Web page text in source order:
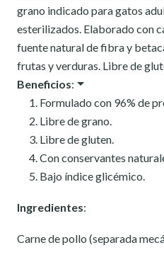
grano indicado para gatos
esterilizados. Elaborado con
fuente natural de fibra y
frutas y verduras. Libre de
Beneficios:
Formulado con 96% de
Libre de grano.
Libre de gluten.
Con conservantes
Bajo índice glicémico.
Ingredientes:
Carne de pollo (separada